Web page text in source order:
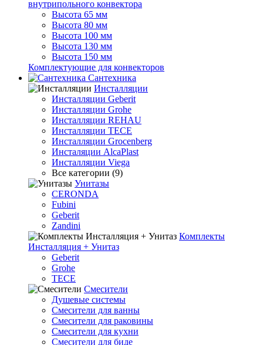
внутрипольного конвектора
Высота 65 мм
Высота 80 мм
Высота 100 мм
Высота 130 мм
Высота 150 мм
Комплектующие для конвекторов
Сантехника
Инсталляции
Инсталляции Geberit
Инсталляции Grohe
Инсталляции REHAU
Инсталляции TECE
Инсталляции Grocenberg
Инсталяции AlcaPlast
Инсталляции Viega
Все категории (9)
Унитазы
CERONDA
Fubini
Geberit
Zandini
Комплекты
Инсталляция + Унитаз
Geberit
Grohe
TECE
Смесители
Душевые системы
Смесители для ванны
Смесители для раковины
Смесители для кухни
Смесители для биде